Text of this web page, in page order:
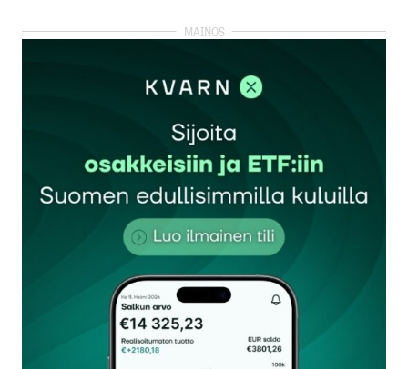
kirjautua
rekisteröityä
Sähköpostiosoitettasi ei julkaista.Pakolliset
kentät on merkitty*
Kommentti*